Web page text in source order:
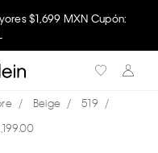
$1,699 MXN Cupón:
Beige
519